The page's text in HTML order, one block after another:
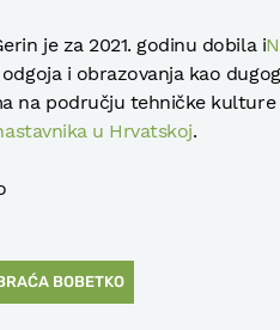
je za 2021. godinu dobila i
i obrazovanja kao
na području tehničke
u Hrvatskoj.
BOBETKO